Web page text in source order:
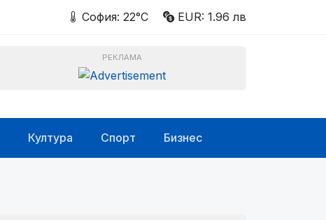
София: 22°C EUR: 1.96 лв
РЕКЛАМА
Култура Спорт Бизнес